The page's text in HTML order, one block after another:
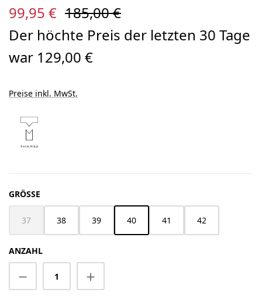
Verkaufspreis:
99,95 € Regulärer Preis:
185,00 €
Der höchte Preis der letzten 30 Tage
war 129,00 €
Preise inkl. MwSt.
GRÖSSE
37
(Diese Option ist zurzeit nicht verfügbar.)
38 39 40 41 42
ANZAHL
Produkt Anzahl: Gib den gewünschten